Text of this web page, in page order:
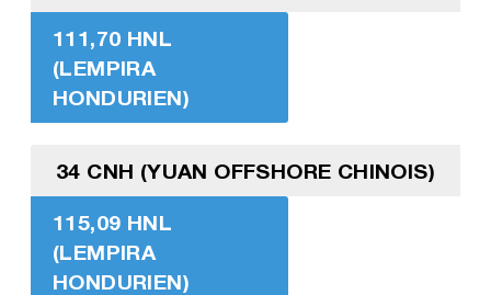
111,70 HNL
(LEMPIRA
HONDURIEN)
34 CNH (YUAN OFFSHORE CHINOIS)
115,09 HNL
(LEMPIRA
HONDURIEN)